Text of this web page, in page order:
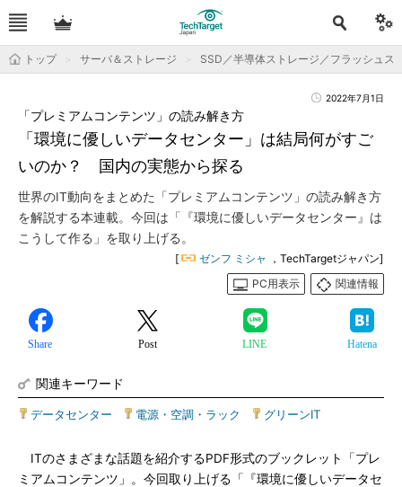
トップ サーバ＆ストレージ SSD／半導体ストレージ／フラッシュス
2022年7月1日
「環境に優しいデータセンター」は結局何がすご
いのか？ 国内の実態から探る
「プレミアムコンテンツ」の読み解き方
世界のIT動向をまとめた「プレミアムコンテンツ」の読み解き方
を解説する本連載。今回は「『環境に優しいデータセンター』は
こうして作る」を取り上げる。
[ ゼンフ ミシャ
，TechTargetジャパン]
PC用表示
関連情報
Share Post LINE Hatena
関連キーワード
データセンター 電源・空調・ラック グリーンIT
ITのさまざまな話題を紹介するPDF形式のブックレット「プレ
ミアムコンテンツ」。今回取り上げる「『環境に優しいデータセ